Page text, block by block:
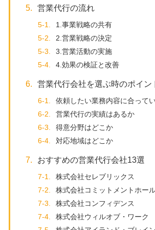
5. 営業代行の流れ
5-1.
1.事業戦略の共有
5-2.
2.営業戦略の決定
5-3.
3.営業活動の実施
5-4.
4.効果の検証と改善
6. 営業代行会社を選ぶ時のポイン
6-1.
依頼したい業務内容に合って
6-2.
営業代行の実績はあるか
6-3.
得意分野はどこか
6-4.
対応地域はどこか
7. おすすめの営業代行会社13選
7-1.
株式会社セレブリックス
7-2.
株式会社コミットメントホー
7-3.
株式会社コンフィデンス
7-4.
株式会社ウィルオブ・ワーク